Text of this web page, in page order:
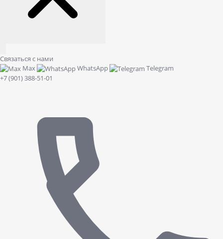
Связаться с нами
Max
WhatsApp
Telegram
+7 (901) 388-51-01